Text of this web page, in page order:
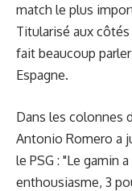
match le plus
Titularisé aux
fait beaucoup
Espagne.
Dans les colonnes
Antonio Romero a
le PSG : "Le gamin
enthousiasme, 3